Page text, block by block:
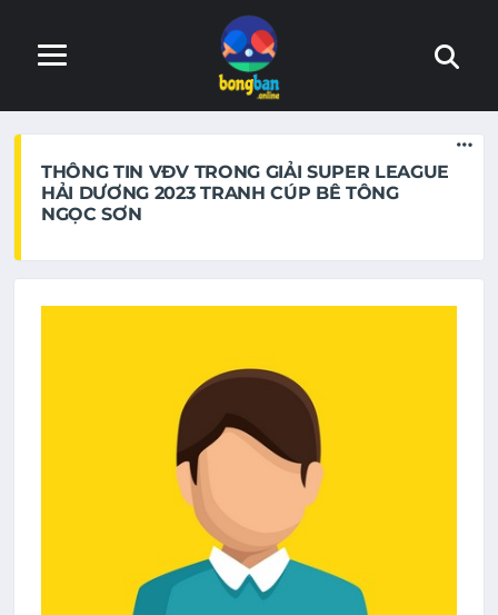
THÔNG TIN VĐV TRONG GIẢI SUPER LEAGUE
HẢI DƯƠNG 2023 TRANH CÚP BÊ TÔNG
NGỌC SƠN